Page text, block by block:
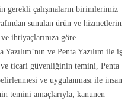
gerekli çalışmaların birimlerimiz
sunulan ürün ve hizmetlerin
ihtiyaçlarınıza göre
ve Penta Yazılım ile iş
ticari güvenliğinin temini, Penta
ve uygulanması ile insan
temini amaçlarıyla, kanunen